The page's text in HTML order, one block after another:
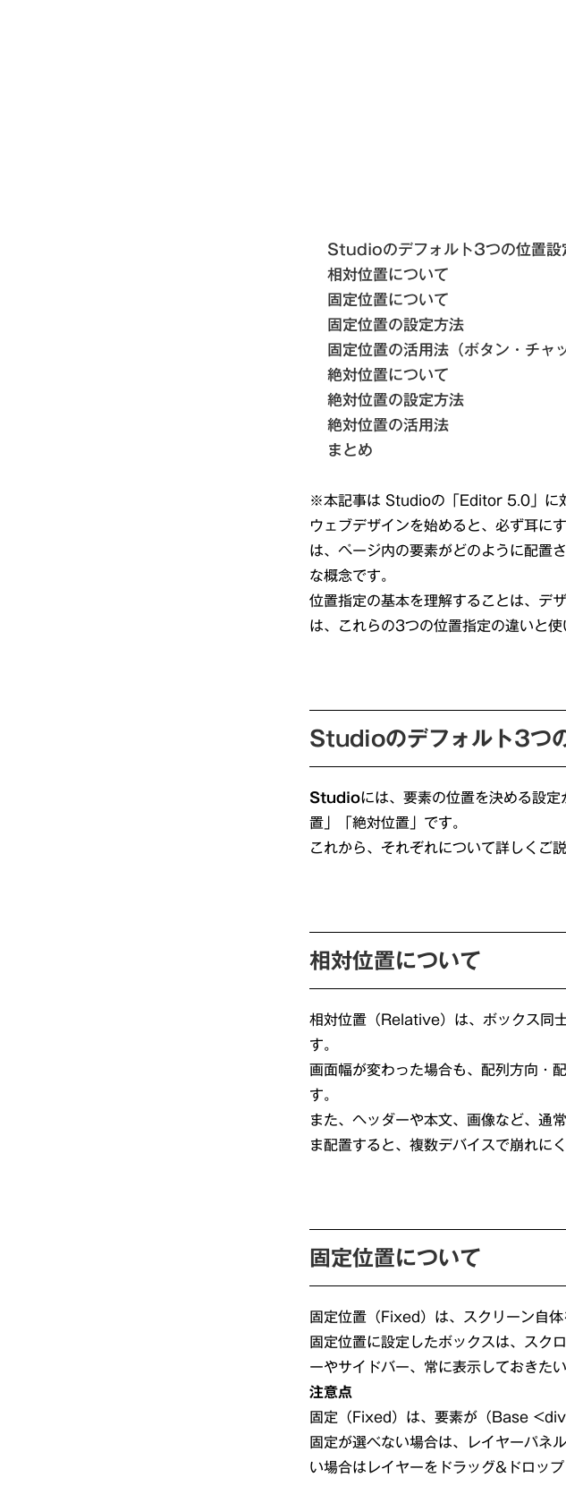
Studioのデフォルト3つの位置
相対位置について
固定位置について
固定位置の設定方法
固定位置の活用法（ボタン・チャ
絶対位置について
絶対位置の設定方法
絶対位置の活用法
まとめ
※本記事は Studioの「Editor 5.0」に
ウェブデザインを始めると、必ず耳に
は、ページ内の要素がどのように配置
な概念です。
位置指定の基本を理解することは、デ
は、これらの3つの位置指定の違いと
Studioのデフォルト3つ
Studioには、要素の位置を決める設
置」「絶対位置」です。
これから、それぞれについて詳しくご
相対位置について
相対位置（Relative）は、ボックス同
す。
画面幅が変わった場合も、配列方向・
す。
また、ヘッダーや本文、画像など、通
ま配置すると、複数デバイスで崩れに
固定位置について
固定位置（Fixed）は、スクリーン自
固定位置に設定したボックスは、スク
ーやサイドバー、常に表示しておきた
注意点
固定（Fixed）は、要素が（Base
固定が選べない場合は、レイヤーパネ
い場合はレイヤーをドラッグ&ドロッ